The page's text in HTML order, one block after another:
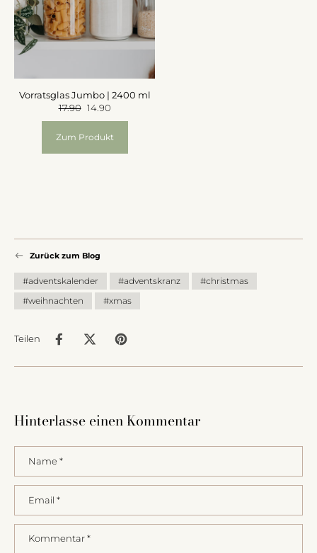
Vorratsglas Jumbo | 2400 ml
17.90 14.90
Zum Produkt
Zurück zum Blog
#adventskalender #adventskranz
#christmas
#weihnachten
#xmas
Teilen
Hinterlasse einen Kommentar
Name *
Email *
Kommentar *